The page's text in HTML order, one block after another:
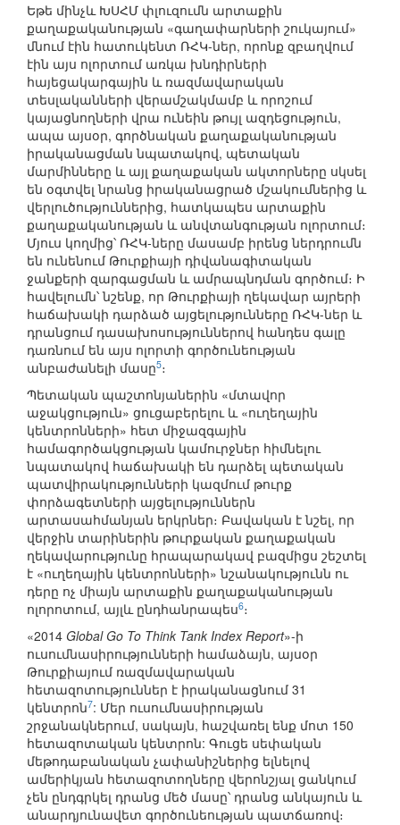
Եթե մինչև ԽՍՀՄ փլուզումն արտաքին
քաղաքականության «գաղափարների շուկայում»
մնում էին հատուկենտ ՌՀԿ-ներ, որոնք զբաղվում
էին այս ոլորտում առկա խնդիրների
հայեցակարգային և ռազմավարական
տեսլականների վերամշակմամբ և որոշում
կայացնողների վրա ունեին թույլ ազդեցություն,
ապա այսօր, գործնական քաղաքականության
իրականացման նպատակով, պետական
մարմինները և այլ քաղաքական ակտորները սկսել
են օգտվել նրանց իրականացրած մշակումներից և
վերլուծություններից, հատկապես արտաքին
քաղաքականության և անվտանգության ոլորտում։
Մյուս կողմից՝ ՌՀԿ-ները մասամբ իրենց ներդրումն
են ունենում Թուրքիայի դիվանագիտական
ջանքերի զարգացման և ամրապնդման գործում։ Ի
հավելումն՝ նշենք, որ Թուրքիայի ղեկավար այրերի
հաճախակի դարձած այցելությունները ՌՀԿ-ներ և
դրանցում դասախոսություններով հանդես գալը
դառնում են այս ոլորտի գործունեության
անբաժանելի մասը5։
Պետական պաշտոնյաներին «մտավոր
աջակցություն» ցուցաբերելու և «ուղեղային
կենտրոնների» հետ միջազգային
համագործակցության կամուրջներ հիմնելու
նպատակով հաճախակի են դարձել պետական
պատվիրակությունների կազմում թուրք
փորձագետների այցելություններն
արտասահմանյան երկրներ։ Բավական է նշել, որ
վերջին տարիներին թուրքական քաղաքական
ղեկավարությունը հրապարակավ բազմիցս շեշտել
է «ուղեղային կենտրոնների» նշանակությունն ու
դերը ոչ միայն արտաքին քաղաքականության
ոլորոտում, այլև ընդհանրապես6։
«2014 Global Go To Think Tank Index Report»-ի
ուսումնասիրությունների համաձայն, այսօր
Թուրքիայում ռազմավարական
հետազոտություններ է իրականացնում 31
կենտրոն7: Մեր ուսումնասիրության
շրջանակներում, սակայն, հաշվառել ենք մոտ 150
հետազոտական կենտրոն: Գուցե սեփական
մեթոդաբանական չափանիշներից ելնելով
ամերիկյան հետազոտողները վերոնշյալ ցանկում
չեն ընդգրկել դրանց մեծ մասը՝ դրանց անկայուն և
անարդյունավետ գործունեության պատճառով։